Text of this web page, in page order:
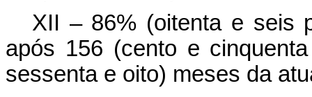
XII – 86% (oitenta e seis
após 156 (cento e
sessenta e oito) meses da